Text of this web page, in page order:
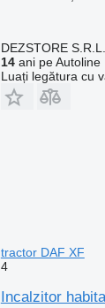
DEZSTORE S.R.L.
14ani pe Autoline
Luați legătura cu
tractor DAF XF
4
Incalzitor